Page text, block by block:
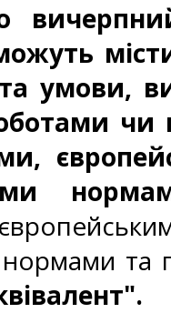
умови,
чи
та